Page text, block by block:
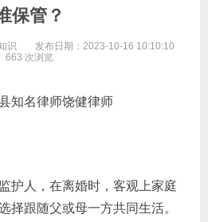
保管？
识
发布日期：2023-10-16 10:10:10
663 次浏览
知名律师饶健律师
护人，在离婚时，客观上家庭
择跟随父或母一方共同生活。